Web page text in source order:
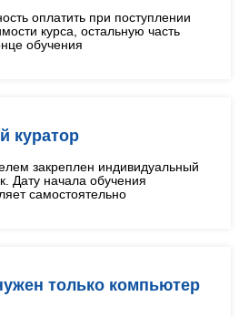
оплатить при поступлении
курса, остальную часть
обучения
куратор
закреплен индивидуальный
Дату начала обучения
самостоятельно
только компьютер